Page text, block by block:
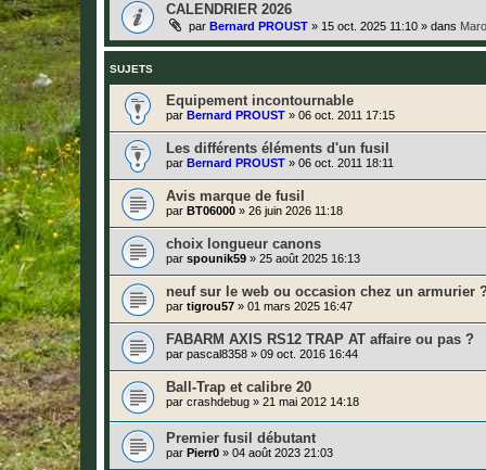
CALENDRIER 2026
par Bernard PROUST » 15 oct. 2025 11:10 » dans
SUJETS
Equipement incontournable
par Bernard PROUST » 06 oct. 2011 17:15
Les différents éléments d'un fusil
par Bernard PROUST » 06 oct. 2011 18:11
Avis marque de fusil
par BT06000 » 26 juin 2026 11:18
choix longueur canons
par spounik59 » 25 août 2025 16:13
neuf sur le web ou occasion chez un armurier ?
par tigrou57 » 01 mars 2025 16:47
FABARM AXIS RS12 TRAP AT affaire ou pas ?
par pascal8358 » 09 oct. 2016 16:44
Ball-Trap et calibre 20
par crashdebug » 21 mai 2012 14:18
Premier fusil débutant
par Pierr0 » 04 août 2023 21:03